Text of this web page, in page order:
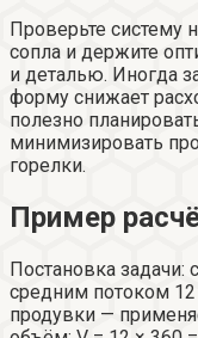
Проверьте систему
сопла и держите
и деталью. Иногда
форму снижает
полезно
минимизировать
горелки.
Пример
Постановка задачи:
средним потоком
продувки —